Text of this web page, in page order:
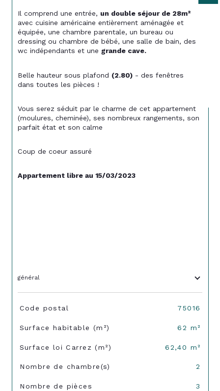
Il comprend une entrée, un double séjour de 28m²
avec cuisine américaine entièrement aménagée et
équipée, une chambre parentale, un bureau ou
dressing ou chambre de bébé, une salle de bain, des
wc indépendants et une grande cave.
Belle hauteur sous plafond (2.80) - des fenêtres
dans toutes les pièces !
Vous serez séduit par le charme de cet appartement
(moulures, cheminée), ses nombreux rangements, son
parfait état et son calme
Coup de coeur assuré
Appartement libre au 15/03/2023
général
TRAD_SIROCCO_Caracteristique
Code postal 75016
Surface habitable (m²) 62 m²
Surface loi Carrez (m²) 62,40 m²
Nombre de chambre(s) 2
Nombre de pièces 3